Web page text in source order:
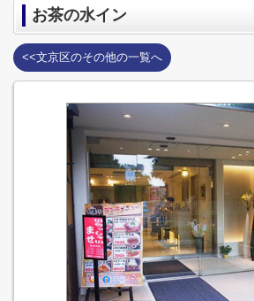
お茶の水イン
<<文京区のその他の一覧へ